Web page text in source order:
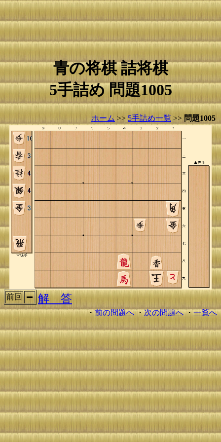
青の将棋 詰将棋
5手詰め 問題1005
ホーム >> 5手詰め一覧 >> 問題1005
前回 解 答
・前の問題へ・次の問題へ・一覧へ